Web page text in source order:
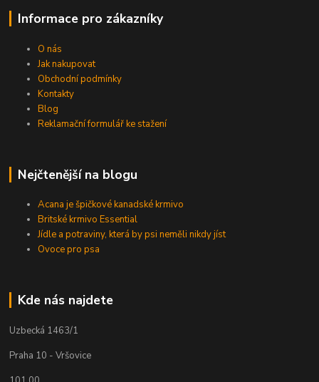
Informace pro zákazníky
O nás
Jak nakupovat
Obchodní podmínky
Kontakty
Blog
Reklamační formulář ke stažení
Nejčtenější na blogu
Acana je špičkové kanadské krmivo
Britské krmivo Essential
Jídle a potraviny, která by psi neměli nikdy jíst
Ovoce pro psa
Kde nás najdete
Uzbecká 1463/1
Praha 10 - Vršovice